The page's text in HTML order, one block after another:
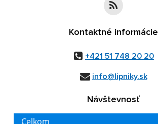
Kontaktné informácie
+421 51 748 20 20
info@lipniky.sk
Návštevnosť